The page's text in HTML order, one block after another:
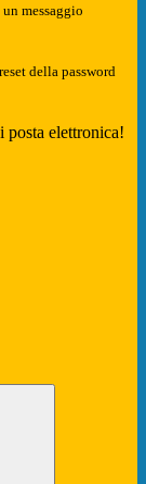
messaggio
della password
posta elettronica!